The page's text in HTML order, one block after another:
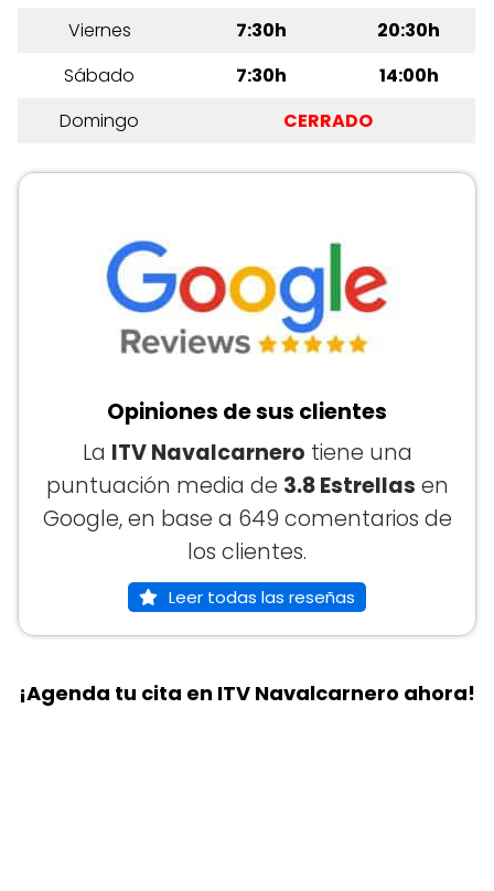
Viernes
7:30h
20:30h
Sábado
7:30h
14:00h
Domingo
CERRADO
Opiniones de sus clientes
La ITV Navalcarnero tiene una
puntuación media de 3.8 Estrellas en
Google, en base a 649 comentarios de
los clientes.
Leer todas las reseñas
¡Agenda tu cita en ITV Navalcarnero ahora!